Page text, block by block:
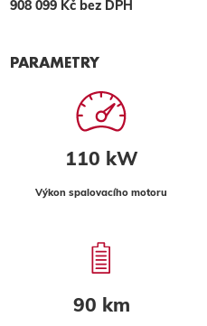
908 099 Kč bez DPH
PARAMETRY
110 kW
Výkon spalovacího motoru
90 km